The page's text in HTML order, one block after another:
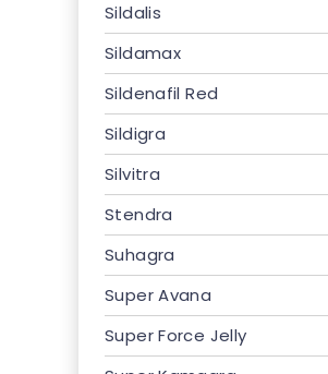
Sildalis
Sildamax
Sildenafil Red
Sildigra
Silvitra
Stendra
Suhagra
Super Avana
Super Force Jelly